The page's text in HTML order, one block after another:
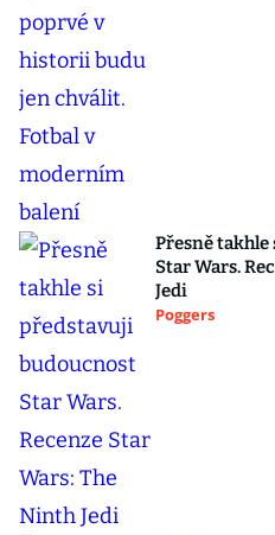
Přesně
Star Wars.
Jedi
Poggers